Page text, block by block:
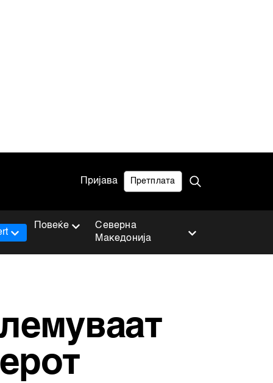
Пријава Претплата
Северна
Македонија
Повеќе